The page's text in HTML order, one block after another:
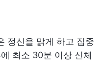
정신을 맑게 하고 집중
최소 30분 이상 신체